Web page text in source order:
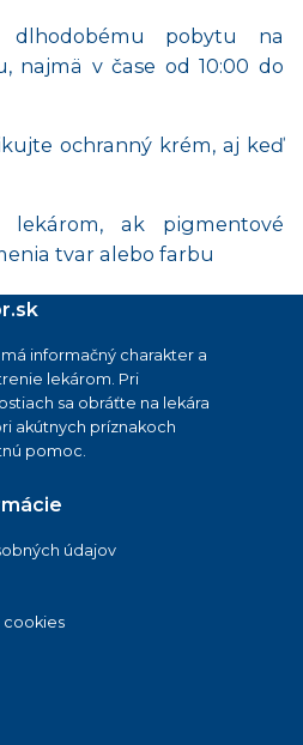
dlhodobému pobytu na
najmä v čase od 10:00 do
ochranný krém, aj keď
lekárom, ak pigmentové
tvar alebo farbu
informačný charakter a
lekárom. Pri
sa obráťte na lekára
akútnych príznakoch
pomoc.
údajov
cookies